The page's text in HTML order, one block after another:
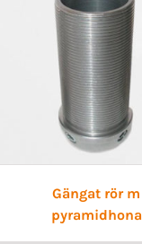
Gängat rör m
pyramidhona